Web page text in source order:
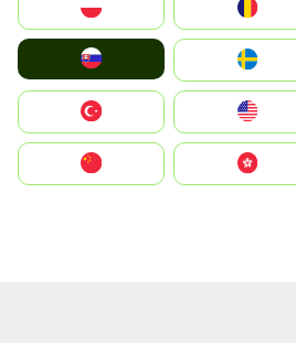
United States
中國香港特別行政區